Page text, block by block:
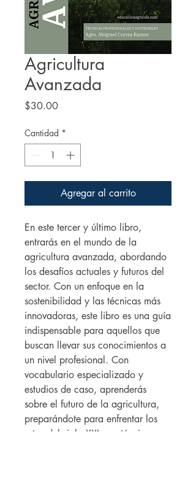
Agricultura
Avanzada
$30.00Precio
Cantidad *
Agregar al carrito
En este tercer y último libro,
entrarás en el mundo de la
agricultura avanzada, abordando
los desafíos actuales y futuros del
sector. Con un enfoque en la
sostenibilidad y las técnicas más
innovadoras, este libro es una guía
indispensable para aquellos que
buscan llevar sus conocimientos a
un nivel profesional. Con
vocabulario especializado y
estudios de caso, aprenderás
sobre el futuro de la agricultura,
preparándote para enfrentar los
retos del siglo XXI con técnicas